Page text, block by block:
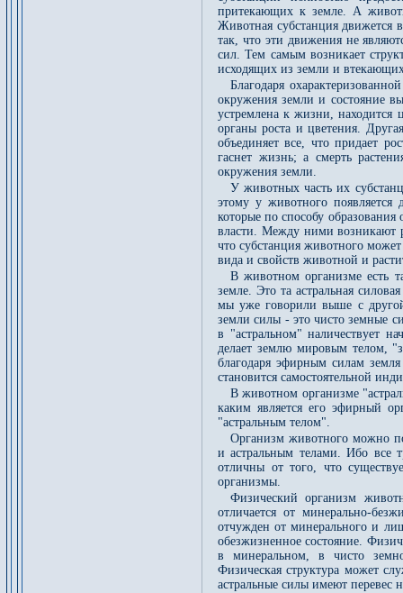
притекающих к земле. А
Животная субстанция движется
так, что эти движения не
сил. Тем самым возникает
исходящих из земли и
Благодаря
окружения земли и состояние
устремлена к жизни, находится
органы роста и цветения.
объединяет все, что придает
гаснет жизнь; а смерть
окружения земли.
У животных часть их
этому у животного появляется
которые по способу
власти. Между ними возникают
что субстанция животного
вида и свойств животной и
В животном организме есть
земле. Это та астральная
мы уже говорили выше с
земли силы - это чисто земные
в "астральном" наличествует
делает землю мировым телом,
благодаря эфирным силам земля
становится самостоятельной
В животном организме
каким является его эфирный
"астральным телом".
Организм животного можно
и астральным телами. Ибо все
отличны от того, что
организмы.
Физический организм
отличается от минерально-
отчужден от минерального и
обезжизненное состояние.
в минеральном, в чисто
Физическая структура может
астральные силы имеют перевес